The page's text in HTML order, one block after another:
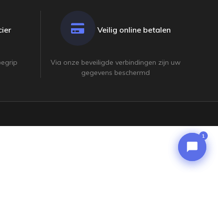
1
Veilig online betalen
Via onze beveiligde verbindingen zijn uw
gegevens beschermd